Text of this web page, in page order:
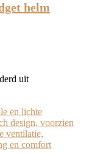
helm
uit